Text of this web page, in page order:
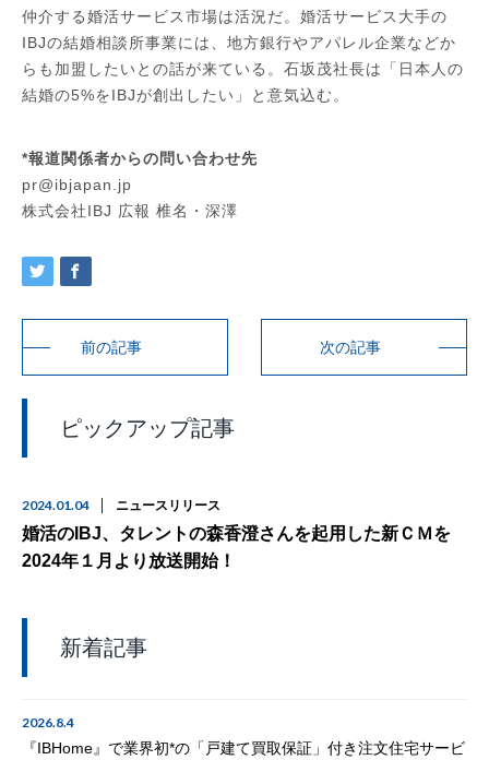
仲介する婚活サービス市場は活況だ。婚活サービス大手の
IBJの結婚相談所事業には、地方銀行やアパレル企業などか
らも加盟したいとの話が来ている。石坂茂社長は「日本人の
結婚の5%をIBJが創出したい」と意気込む。
*報道関係者からの問い合わせ先
pr@ibjapan.jp
株式会社IBJ 広報 椎名・深澤
前の記事 次の記事
ピックアップ記事
2024.01.04 ニュースリリース
婚活のIBJ、タレントの森香澄さんを起用した新ＣＭを
2024年１月より放送開始！
新着記事
2026.8.4
『IBHome』で業界初*の「戸建て買取保証」付き注文住宅サービ